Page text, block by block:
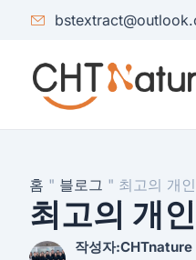
홈 " 블로그 " 최고의 개
최고의 개
작성자:CHTnature